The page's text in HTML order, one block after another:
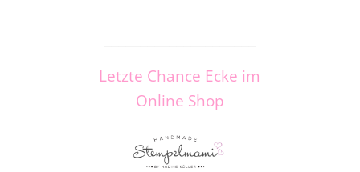
Letzte Chance Ecke im
Online Shop